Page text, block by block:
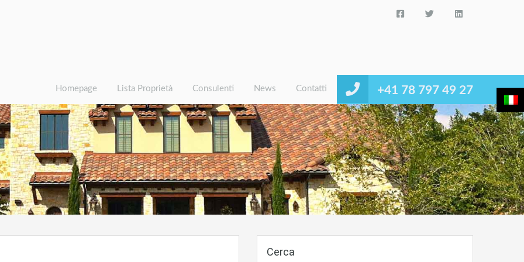
+41 78 797 49 27
Homepage Lista Proprietà Consulenti News Contatti
Cerca